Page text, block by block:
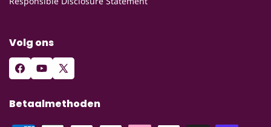
Volg ons
FacebookYouTube
X
Twitter)
Betaalmethoden